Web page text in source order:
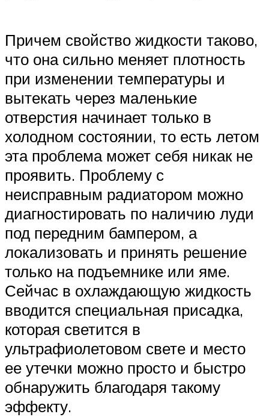
Причем свойство жидкости таково,
что она сильно меняет плотность
при изменении температуры и
вытекать через маленькие
отверстия начинает только в
холодном состоянии, то есть летом
эта проблема может себя никак не
проявить. Проблему с
неисправным радиатором можно
диагностировать по наличию луди
под передним бампером, а
локализовать и принять решение
только на подъемнике или яме.
Сейчас в охлаждающую жидкость
вводится специальная присадка,
которая светится в
ультрафиолетовом свете и место
ее утечки можно просто и быстро
обнаружить благодаря такому
эффекту.